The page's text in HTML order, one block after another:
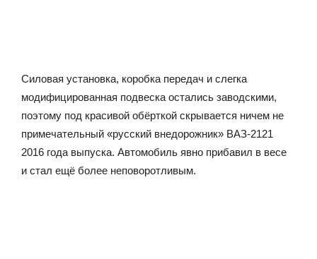
Силовая установка, коробка передач и слегка
модифицированная подвеска остались заводскими,
поэтому под красивой обёрткой скрывается ничем не
примечательный «русский внедорожник» ВАЗ-2121
2016 года выпуска. Автомобиль явно прибавил в весе
и стал ещё более неповоротливым.